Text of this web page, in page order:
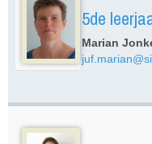
5de
Marian